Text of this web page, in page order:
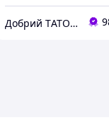
Добрий TАТО🥇